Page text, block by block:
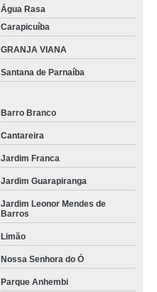
Água Rasa
Carapicuíba
GRANJA VIANA
Santana de Parnaíba
Barro Branco
Cantareira
Jardim Franca
Jardim Guarapiranga
Jardim Leonor Mendes de
Barros
Limão
Nossa Senhora do Ó
Parque Anhembi